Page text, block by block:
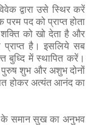
द्वारा उसे स्थिर करें
पद को प्राप्त होता
को खो देता है और
है। इसलिये सब
बुध्दि में स्थापित करें।
पुरुष शुभ और अशुभ दोनों
होकर अत्यंत आनंद का
के समान सुख का अनुभव